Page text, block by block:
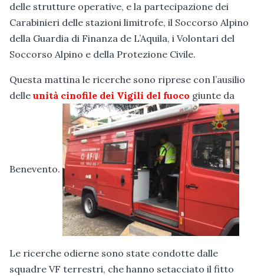
delle strutture operative, e la partecipazione dei
Carabinieri delle stazioni limitrofe, il Soccorso Alpino
della Guardia di Finanza de L’Aquila, i Volontari del
Soccorso Alpino e della Protezione Civile.
Questa mattina le ricerche sono riprese con l’ausilio
delleunità cinofile dei Vigili del fuoco giunte da
Benevento.
Le ricerche odierne sono state condotte dalle
squadre VF terrestri, che hanno setacciato il fitto